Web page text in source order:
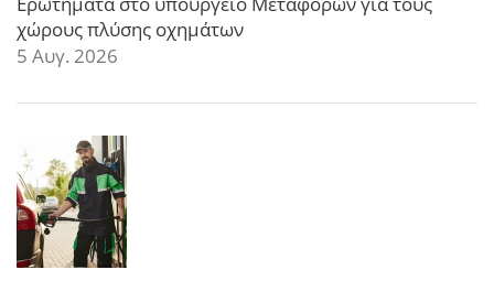
χώρους πλύσης οχημάτων
5 Αυγ. 2026